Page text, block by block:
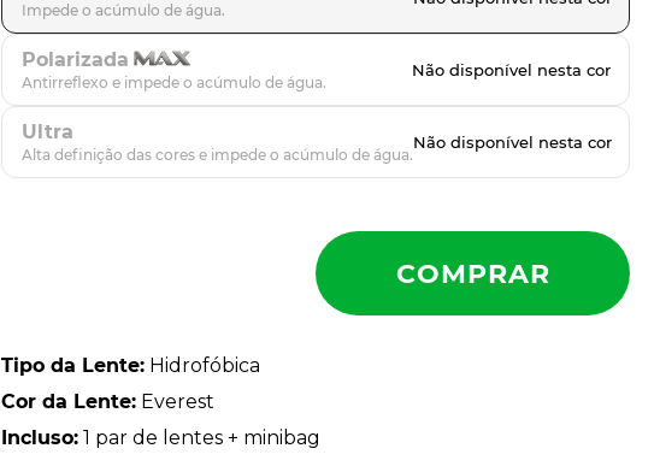
Polarizada
Ultra
Tipo da Lente: Hidrofóbica
Cor da Lente: Everest
Incluso: 1 par de lentes + minibag